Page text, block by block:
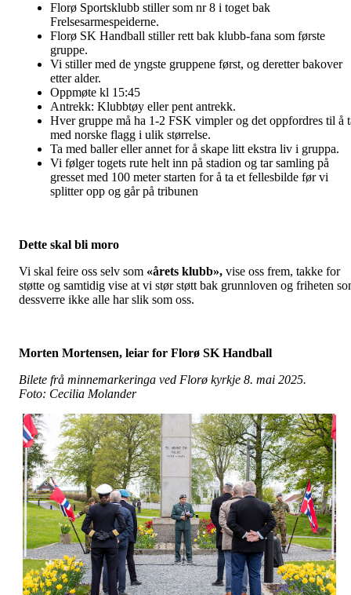
Florø Sportsklubb stiller som nr 8 i toget bak
Frelsesarmespeiderne.
Florø SK Handball stiller rett bak klubb-fana som første
gruppe.
Vi stiller med de yngste gruppene først, og deretter bakover
etter alder.
Oppmøte kl 15:45
Antrekk: Klubbtøy eller pent antrekk.
Hver gruppe må ha 1-2 FSK vimpler og det oppfordres til å
med norske flagg i ulik størrelse.
Ta med baller eller annet for å skape litt ekstra liv i gruppa.
Vi følger togets rute helt inn på stadion og tar samling på
gresset med 100 meter starten for å ta et fellesbilde før vi
splitter opp og går på tribunen
Dette skal bli moro
Vi skal feire oss selv som «årets klubb», vise oss frem, takke for
støtte og samtidig vise at vi stør støtt bak grunnloven og friheten
dessverre ikke alle har slik som oss.
Morten Mortensen, leiar for Florø SK Handball
Bilete frå minnemarkeringa ved Florø kyrkje 8. mai 2025.
Foto: Cecilia Molander